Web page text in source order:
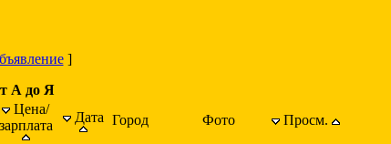
]
А до Я
Цена/
зарплата
Дата Город Фото Просм.